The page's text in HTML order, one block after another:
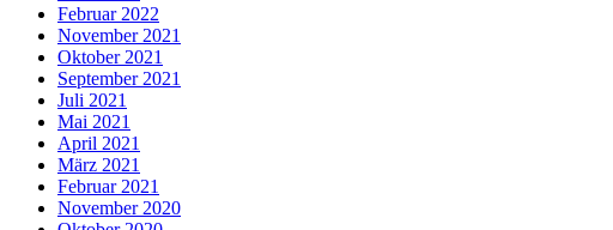
Februar 2022
November 2021
Oktober 2021
September 2021
Juli 2021
Mai 2021
April 2021
März 2021
Februar 2021
November 2020